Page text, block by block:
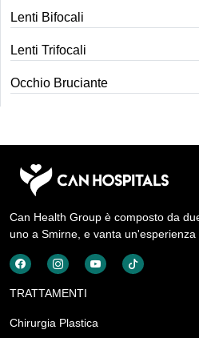
Lenti Bifocali
Lenti Trifocali
Occhio Bruciante
Can Health Group è composto da
uno a Smirne, e vanta un'esperienza
TRATTAMENTI
Chirurgia Plastica